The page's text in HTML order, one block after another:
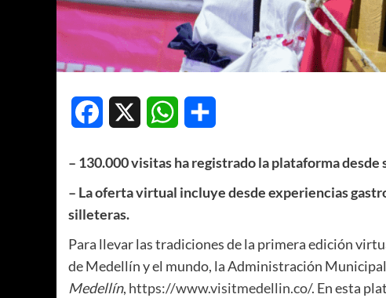
Facebook WhatsApp
– 130.000 visitas ha registrado la plataforma desde
– La oferta virtual incluye desde experiencias
silleteras.
Para llevar las tradiciones de la primera edición
de Medellín y el mundo, la Administración
Medellín, https://www.visitmedellin.co/. En esta